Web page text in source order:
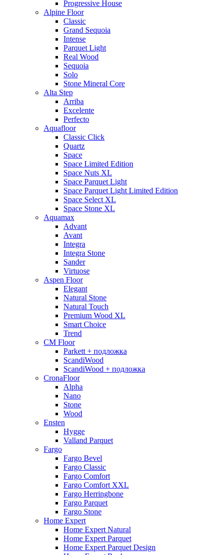
Progressive House
Alpine Floor
Classic
Grand Sequoia
Intense
Parquet Light
Real Wood
Sequoia
Solo
Stone Mineral Core
Alta Step
Arriba
Excelente
Perfecto
Aquafloor
Classic Click
Quartz
Space
Space Limited Edition
Space Nuts XL
Space Parquet Light
Space Parquet Light Limited Edition
Space Select XL
Space Stone XL
Aquamax
Advant
Avant
Integra
Integra Stone
Sander
Virtuose
Aspen Floor
Elegant
Natural Stone
Natural Touch
Premium Wood XL
Smart Choice
Trend
CM Floor
Parkett + подложка
ScandiWood
ScandiWood + подложка
CronaFloor
Alpha
Nano
Stone
Wood
Ensten
Hygge
Valland Parquet
Fargo
Fargo Bevel
Fargo Classic
Fargo Comfort
Fargo Comfort XXL
Fargo Herringbone
Fargo Parquet
Fargo Stone
Home Expert
Home Expert Natural
Home Expert Parquet
Home Expert Parquet Design